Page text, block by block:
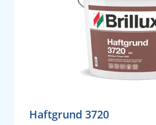
Haftgrund 3720